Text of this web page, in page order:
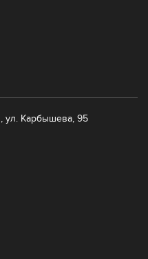
ул. Карбышева, 95